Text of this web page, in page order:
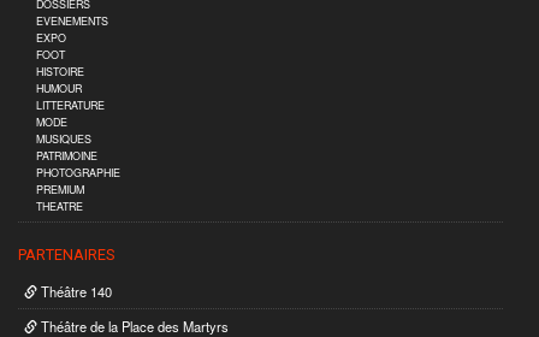
DOSSIERS
EVENEMENTS
EXPO
FOOT
HISTOIRE
HUMOUR
LITTERATURE
MODE
MUSIQUES
PATRIMOINE
PHOTOGRAPHIE
PREMIUM
THEATRE
PARTENAIRES
Théâtre 140
Théâtre de la Place des Martyrs